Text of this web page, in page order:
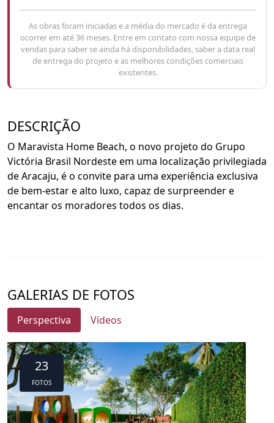
As obras foram iniciadas e a média do mercado é da entrega
ocorrer em até 36 meses. Entre em contato com nossa equipe de
vendas para saber se ainda há disponibilidades, saber a data real
de entrega do projeto e as melhores condições comerciais
existentes.
DESCRIÇÃO
O Maravista Home Beach, o novo projeto do Grupo
Victória Brasil Nordeste em uma localização privilegiada
de Aracaju, é o convite para uma experiência exclusiva
de bem-estar e alto luxo, capaz de surpreender e
encantar os moradores todos os dias.
GALERIAS DE FOTOS
Perspectiva Vídeos
23
FOTOS